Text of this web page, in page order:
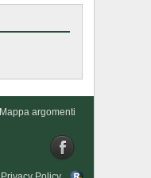
Mappa argomenti